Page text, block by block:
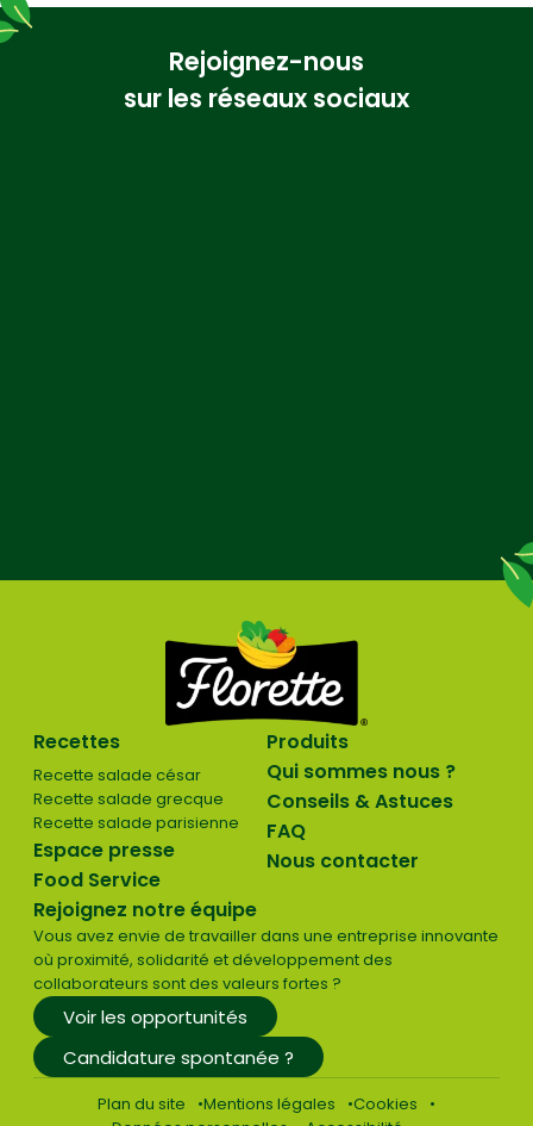
Rejoignez-nous
sur les réseaux sociaux
Recettes
Recette salade césar
Recette salade grecque
Recette salade parisienne
Espace presse
Food Service
Produits
Qui sommes nous ?
Conseils & Astuces
FAQ
Nous contacter
Rejoignez notre équipe
Vous avez envie de travailler dans une entreprise innovante
où proximité, solidarité et développement des
collaborateurs sont des valeurs fortes ?
Voir les opportunités
Candidature spontanée ?
Plan du site Mentions légales
Cookies